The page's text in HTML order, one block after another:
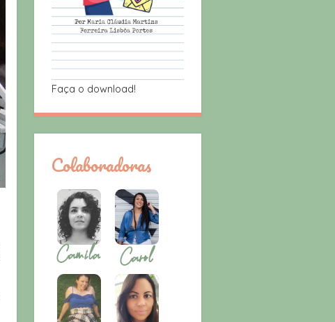
Faça o download!
Colaboradoras